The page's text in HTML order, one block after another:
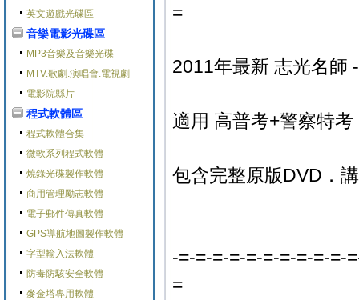
英文遊戲光碟區
音樂電影光碟區
MP3音樂及音樂光碟
MTV.歌劇.演唱會.電視劇
電影院縣片
程式軟體區
程式軟體合集
微軟系列程式軟體
燒錄光碟製作軟體
商用管理勵志軟體
電子郵件傳真軟體
GPS導航地圖製作軟體
字型輸入法軟體
防毒防駭安全軟體
麥金塔專用軟體
=
2011年最新 志光名師
適用 高普考+警察特考
包含完整原版DVD．
-=-=-=-=-=-=-=-=-=-=-
=